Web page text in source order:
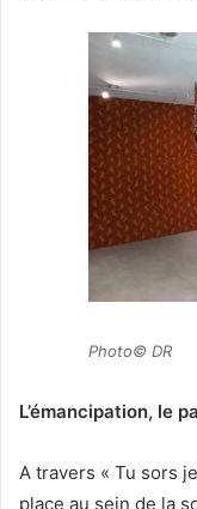
Photo© DR
L’émancipation, le
A travers « Tu sors
place au sein de la